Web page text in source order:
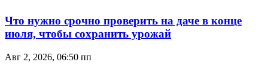
Что нужно срочно проверить на даче в конце
июля, чтобы сохранить урожай
Авг 2, 2026, 06:50 пп